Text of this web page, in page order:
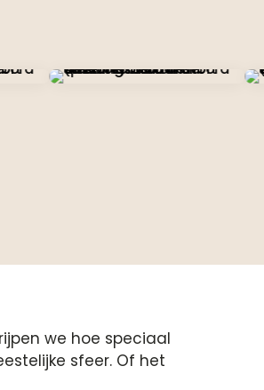
we hoe speciaal
sfeer. Of het